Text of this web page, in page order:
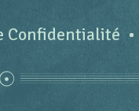
Confidentialité